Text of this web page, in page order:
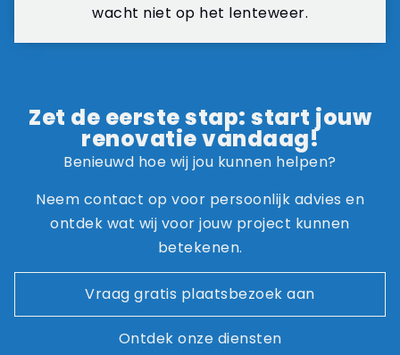
wacht niet op het lenteweer.
Zet de eerste stap: start jouw
renovatie vandaag!
Benieuwd hoe wij jou kunnen helpen?
Neem contact op voor persoonlijk advies en
ontdek wat wij voor jouw project kunnen
betekenen.
Vraag gratis plaatsbezoek aan
Ontdek onze diensten